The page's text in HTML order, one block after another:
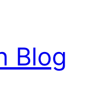
Blog